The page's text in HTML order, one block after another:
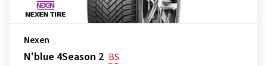
Nexen
N'blue 4Season 2 BS